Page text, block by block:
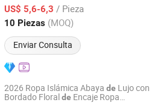
US$ 5,6-6,3 / Pieza
10 Piezas (MOQ)
Enviar Consulta
Desde 2023
2026 Ropa Islámica Abaya de Lujo con
Bordado Floralde Encaje Ropa
Co., Ltd.